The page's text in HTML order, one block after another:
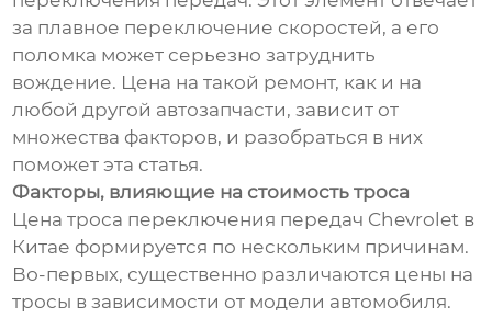
за плавное переключение скоростей, а его
поломка может серьезно затруднить
вождение. Цена на такой ремонт, как и на
любой другой автозапчасти, зависит от
множества факторов, и разобраться в них
поможет эта статья.
Факторы, влияющие на стоимость троса
Цена троса переключения передач Chevrolet в
Китае формируется по нескольким причинам.
Во-первых, существенно различаются цены на
тросы в зависимости от модели автомобиля.